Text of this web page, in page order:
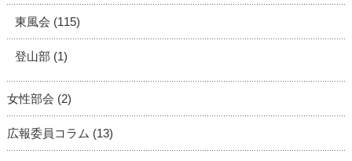
東風会 (115)
登山部 (1)
女性部会 (2)
広報委員コラム (13)